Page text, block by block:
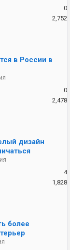
0
2,752
в России в
0
2,478
дизайн
4
1,828
более